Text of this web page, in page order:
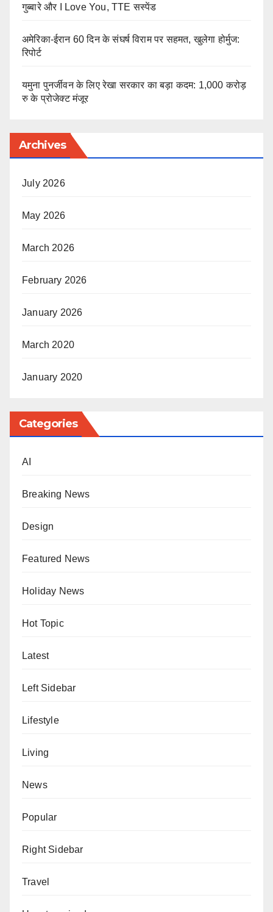
गुब्बारे और I Love You, TTE सस्पेंड
अमेरिका-ईरान 60 दिन के संघर्ष विराम पर सहमत, खुलेगा होर्मुज:
रिपोर्ट
यमुना पुनर्जीवन के लिए रेखा सरकार का बड़ा कदम: 1,000 करोड़
रु के प्रोजेक्ट मंजूर
Archives
July 2026
May 2026
March 2026
February 2026
January 2026
March 2020
January 2020
Categories
AI
Breaking News
Design
Featured News
Holiday News
Hot Topic
Latest
Left Sidebar
Lifestyle
Living
News
Popular
Right Sidebar
Travel